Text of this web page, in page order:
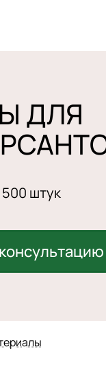
ДЛЯ
штук
консультацию